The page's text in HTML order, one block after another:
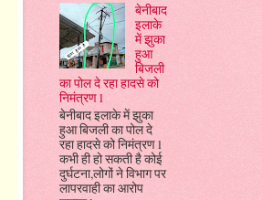
बेनीबाद
इलाके
में झुका
हुआ
बिजली
का पोल दे रहा हादसे को
निमंत्रण l
बेनीबाद इलाके में झुका
हुआ बिजली का पोल दे
रहा हादसे को निमंत्रण l
कभी ही हो सकती है कोई
दुर्घटना,लोगों ने विभाग पर
लापरवाही का आरोप